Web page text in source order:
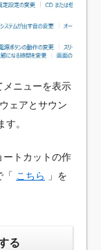
メニューを表示
ェアとサウン
。
ートカットの作
「 こちら
」を
る